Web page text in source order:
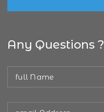
Any Questions ?